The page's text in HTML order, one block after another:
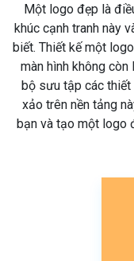
Một logo đẹp là
khúc cạnh tranh này
biết. Thiết kế một
màn hình không
bộ sưu tập các
xảo trên nền tảng
bạn và tạo một logo